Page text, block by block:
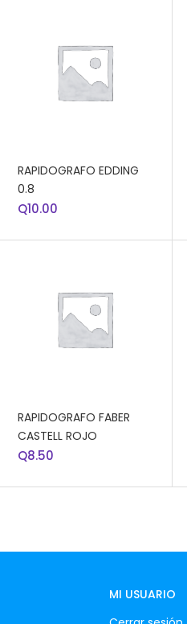
RAPIDOGRAFO EDDING
0.8
Q10.00
RAPIDOGRAFO FABER
CASTELL ROJO
Q8.50
MI USUARIO